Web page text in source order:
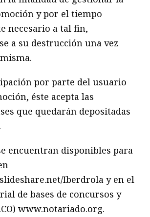
y por el tiempo
necesario a tal fin,
a su destrucción una vez
por parte del usuario
éste acepta las
que quedarán depositadas
encuentran disponibles para
Iberdrola y en el
de bases de concursos y
www.notariado.org.